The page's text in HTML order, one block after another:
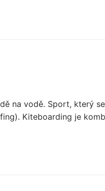
na vodě. Sport, který
Kiteboarding je